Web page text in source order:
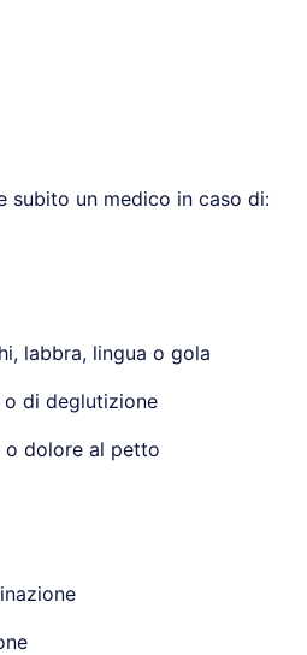
subito un medico in caso di:
labbra, lingua o gola
di deglutizione
o dolore al petto